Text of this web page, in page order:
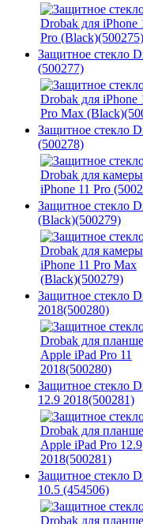
Защитное стекло
(500277)
Защитное стекло
(500278)
Защитное стекло
(Black)(500279)
Защитное стекло
2018(500280)
Защитное стекло
12.9 2018(500281)
Защитное стекло
10.5 (454506)